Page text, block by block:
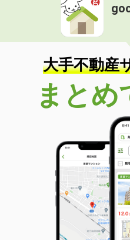
大手不動産
まとめ